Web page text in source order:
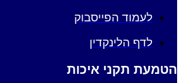
לעמוד הפייסבוק
לדף הלינקדין
תקני איכות